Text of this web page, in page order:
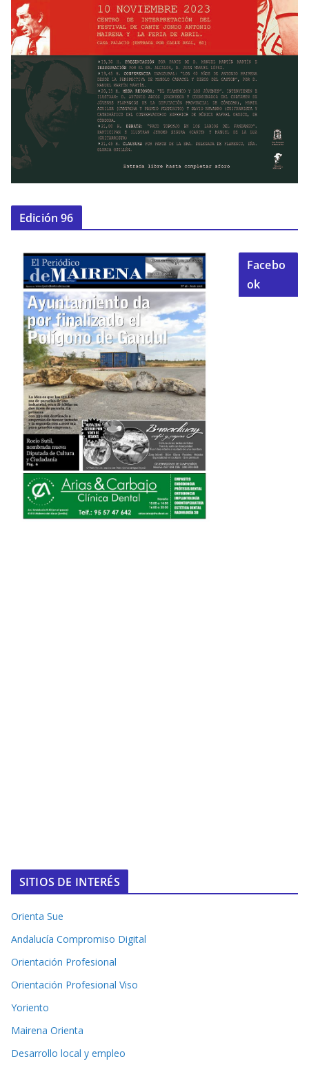
Edición 96
Facebo
ok
SITIOS DE INTERÉS
Orienta Sue
Andalucía Compromiso Digital
Orientación Profesional
Orientación Profesional Viso
Yoriento
Mairena Orienta
Desarrollo local y empleo